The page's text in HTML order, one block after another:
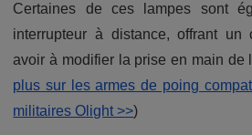
Certaines de ces lampes sont
interrupteur à distance, offrant un
avoir à modifier la prise en main de
plus sur les armes de poing
militaires Olight >>)